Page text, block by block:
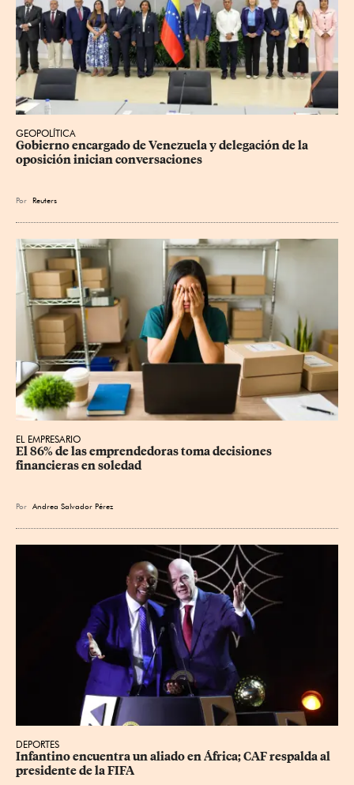
GEOPOLÍTICA
Gobierno encargado de Venezuela y delegación de la
oposición inician conversaciones
Por Reuters
EL EMPRESARIO
El 86% de las emprendedoras toma decisiones
financieras en soledad
Por Andrea Salvador Pérez
DEPORTES
Infantino encuentra un aliado en África; CAF respalda al
presidente de la FIFA